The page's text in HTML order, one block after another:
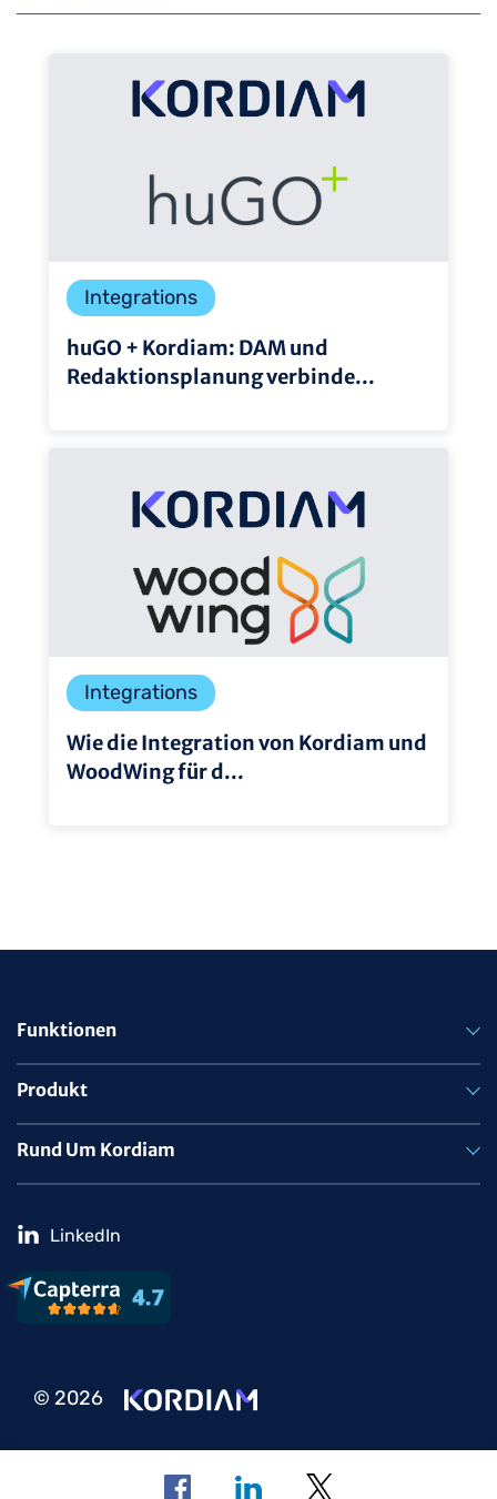
Integrations
huGO + Kordiam: DAM und
Redaktionsplanung verbinde...
Integrations
Wie die Integration von Kordiam und
WoodWing für d...
Funktionen
Produkt
Rund Um Kordiam
LinkedIn
© 2026